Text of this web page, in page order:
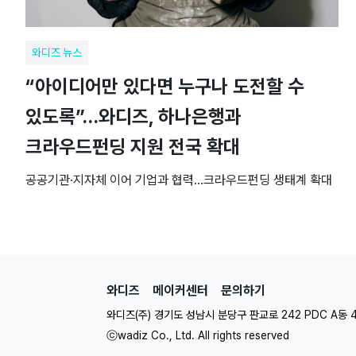
와디즈 뉴스
“아이디어만 있다면 누구나 도전할 수
있도록”…와디즈, 하나은행과
크라우드펀딩 지원 전국 확대
공공기관·지자체 이어 기업과 협력…크라우드펀딩 생태계 확대
와디즈 메이커센터 문의하기
와디즈(주) 경기도 성남시 분당구 판교로 242 PDC A동
ⓒwadiz Co., Ltd. All rights reserved